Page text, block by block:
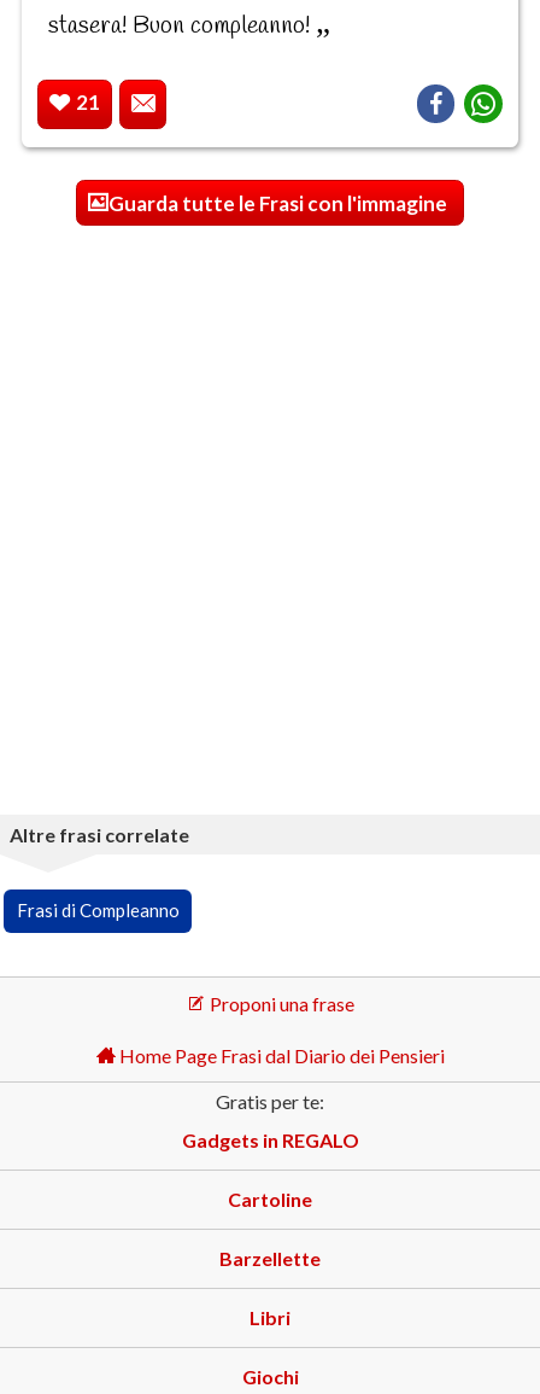
stasera! Buon compleanno!
21
Guarda tutte le Frasi con l'immagine
Altre frasi correlate
Frasi di Compleanno
Proponi una frase
Home Page Frasi dal Diario dei Pensieri
Gratis per te:
Gadgets in REGALO
Cartoline
Barzellette
Libri
Giochi